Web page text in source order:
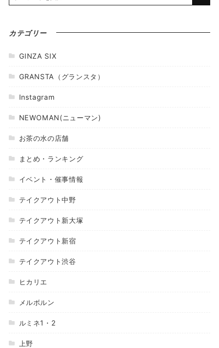
カテゴリー
GINZA SIX
GRANSTA（グランスタ）
Instagram
NEWOMAN(ニューマン)
お茶の水の店舗
まとめ・ランキング
イベント・催事情報
テイクアウト中野
テイクアウト新大塚
テイクアウト新宿
テイクアウト渋谷
ヒカリエ
メルボルン
ルミネ1・2
上野